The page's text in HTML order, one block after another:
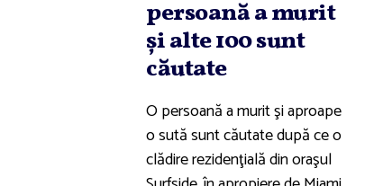
persoană a murit
şi alte 100 sunt
căutate
O persoană a murit şi aproape
o sută sunt căutate după ce o
clădire rezidenţială din oraşul